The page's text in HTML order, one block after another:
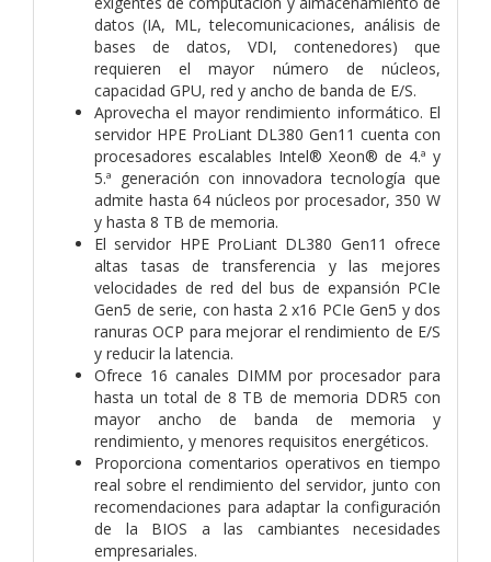
datos (IA, ML, telecomunicaciones, análisis de
bases de datos, VDI, contenedores) que
requieren el mayor número de núcleos,
capacidad GPU, red y ancho de banda de E/S.
Aprovecha el mayor rendimiento informático. El
servidor HPE ProLiant DL380 Gen11 cuenta con
procesadores escalables Intel® Xeon® de 4.ª y
5.ª generación con innovadora tecnología que
admite hasta 64 núcleos por procesador, 350 W
y hasta 8 TB de memoria.
El servidor HPE ProLiant DL380 Gen11 ofrece
altas tasas de transferencia y las mejores
velocidades de red del bus de expansión PCIe
Gen5 de serie, con hasta 2 x16 PCIe Gen5 y dos
ranuras OCP para mejorar el rendimiento de E/S
y reducir la latencia.
Ofrece 16 canales DIMM por procesador para
hasta un total de 8 TB de memoria DDR5 con
mayor ancho de banda de memoria y
rendimiento, y menores requisitos energéticos.
Proporciona comentarios operativos en tiempo
real sobre el rendimiento del servidor, junto con
recomendaciones para adaptar la configuración
de la BIOS a las cambiantes necesidades
empresariales.